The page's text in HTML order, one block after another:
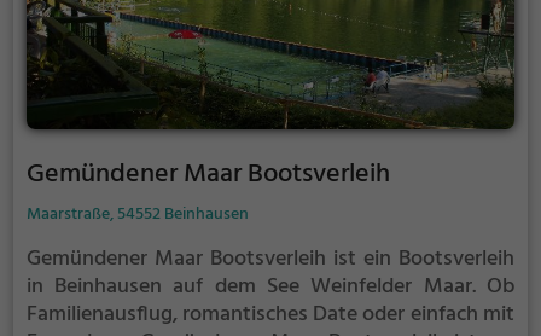
Gemündener Maar Bootsverleih
Maarstraße, 54552 Beinhausen
Gemündener Maar Bootsverleih ist ein Bootsverleih
in Beinhausen auf dem See Weinfelder Maar. Ob
Familienausflug, romantisches Date oder einfach mit